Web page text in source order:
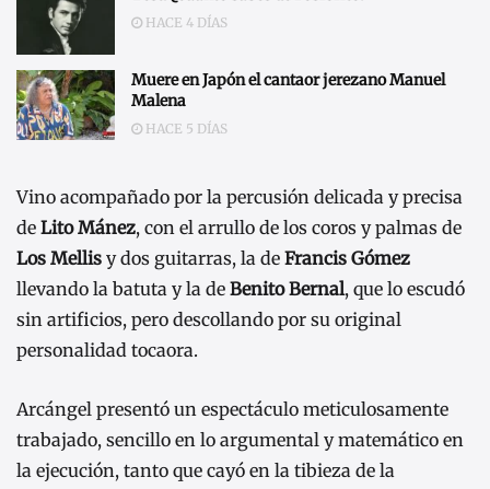
HACE 4 DÍAS
Muere en Japón el cantaor jerezano Manuel
Malena
HACE 5 DÍAS
Vino acompañado por la percusión delicada y precisa
de Lito Mánez, con el arrullo de los coros y palmas de
Los Mellis y dos guitarras, la de Francis Gómez
llevando la batuta y la de Benito Bernal, que lo escudó
sin artificios, pero descollando por su original
personalidad tocaora.
Arcángel presentó un espectáculo meticulosamente
trabajado, sencillo en lo argumental y matemático en
la ejecución, tanto que cayó en la tibieza de la